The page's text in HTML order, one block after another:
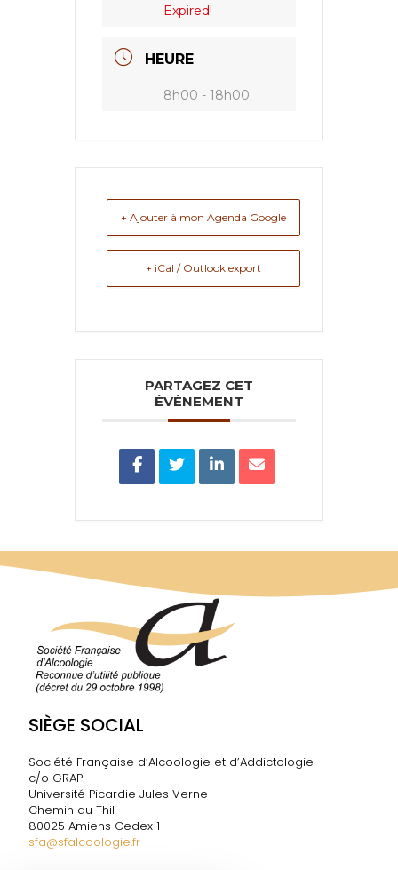
Expired!
HEURE
8h00 - 18h00
+ Ajouter à mon Agenda Google
+ iCal / Outlook export
PARTAGEZ CET
ÉVÉNEMENT
SIÈGE SOCIAL
Société Française d’Alcoologie et d’Addictologie
c/o GRAP
Université Picardie Jules Verne
Chemin du Thil
80025 Amiens Cedex 1
sfa@sfalcoologie.fr